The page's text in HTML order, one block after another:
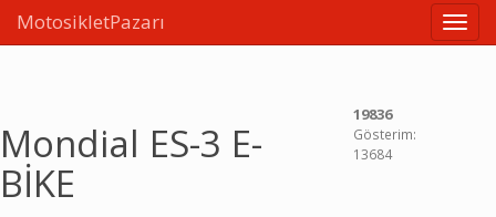
MotosikletPazarı
Mondial ES-3 E-
BİKE
19836
Gösterim:
13684